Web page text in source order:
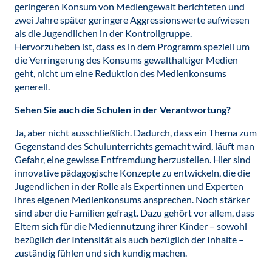
geringeren Konsum von Mediengewalt berichteten und
zwei Jahre später geringere Aggressionswerte aufwiesen
als die Jugendlichen in der Kontrollgruppe.
Hervorzuheben ist, dass es in dem Programm speziell um
die Verringerung des Konsums gewalthaltiger Medien
geht, nicht um eine Reduktion des Medienkonsums
generell.
Sehen Sie auch die Schulen in der Verantwortung?
Ja, aber nicht ausschließlich. Dadurch, dass ein Thema zum
Gegenstand des Schulunterrichts gemacht wird, läuft man
Gefahr, eine gewisse Entfremdung herzustellen. Hier sind
innovative pädagogische Konzepte zu entwickeln, die die
Jugendlichen in der Rolle als Expertinnen und Experten
ihres eigenen Medienkonsums ansprechen. Noch stärker
sind aber die Familien gefragt. Dazu gehört vor allem, dass
Eltern sich für die Mediennutzung ihrer Kinder – sowohl
bezüglich der Intensität als auch bezüglich der Inhalte –
zuständig fühlen und sich kundig machen.